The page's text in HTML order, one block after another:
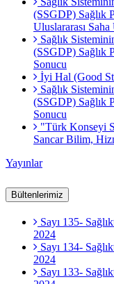
(SSGDP) Sağlık
Uluslararası
Sağlık
(SSGDP) Sağlık
Sonucu
İyi Hal (Good
Sağlık
(SSGDP) Sağlık
Sonucu
"Türk Konseyi
Sancar Bilim,
Yayınlar
Bültenlerimiz
Sayı 135-
2024
Sayı 134-
2024
Sayı 133-